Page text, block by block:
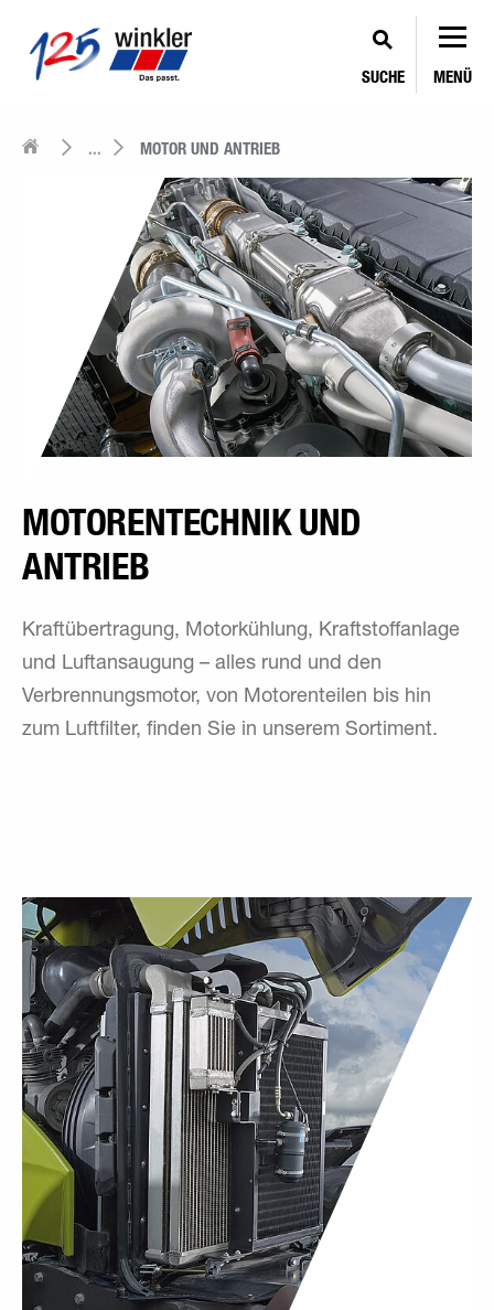
SUCHE MENÜ
... MOTOR UND ANTRIEB
MOTOREN­TECHNIK UND
ANTRIEB
Kraftübertragung, Motorkühlung, Kraftstoffanlage
und Luftansaugung – alles rund und den
Verbrennungsmotor, von Motorenteilen bis hin
zum Luftfilter, finden Sie in unserem Sortiment.